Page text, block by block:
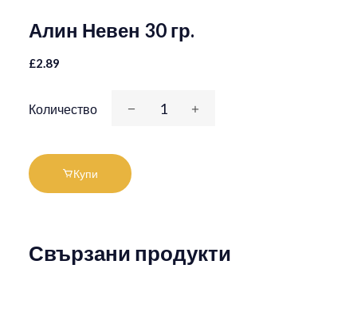
Алин Невен 30 гр.
£2.89
Количество
Купи
Свързани продукти